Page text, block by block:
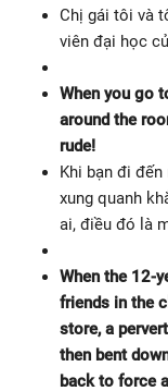
Chị gái tôi và
viên đại học
When you go
around the
rude!
Khi bạn đi
xung quanh
ai, điều đó là
When the 12-
friends in the
store, a
then bent
back to force